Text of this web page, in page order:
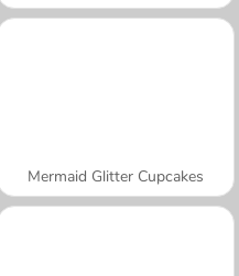
Mermaid Glitter Cupcakes